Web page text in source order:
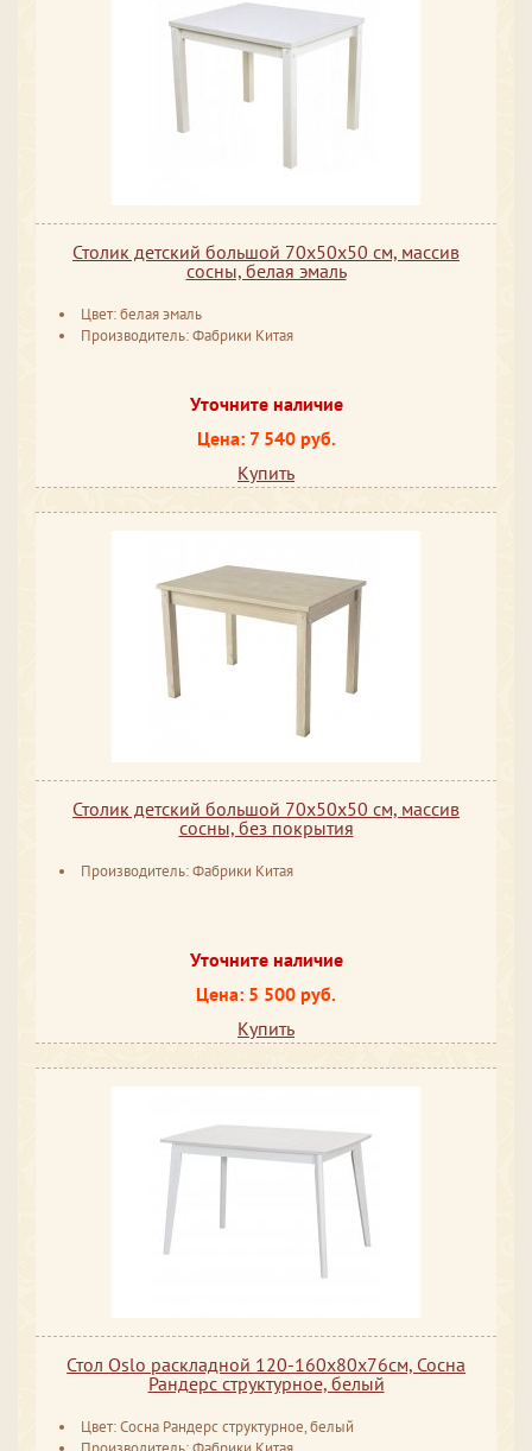
Столик детский большой 70х50x50 см, массив
сосны, белая эмаль
Цвет: белая эмаль
Производитель: Фабрики Китая
Уточните наличие
Цена: 7 540 руб.
Купить
Столик детский большой 70х50x50 см, массив
сосны, без покрытия
Производитель: Фабрики Китая
Уточните наличие
Цена: 5 500 руб.
Купить
Стол Oslo раскладной 120-160x80x76см, Сосна
Рандерс структурное, белый
Цвет: Сосна Рандерс структурное, белый